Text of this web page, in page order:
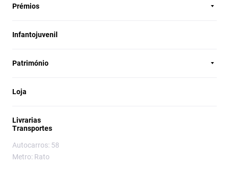
Prémios
Infantojuvenil
Património
Loja
Livrarias
Transportes
Autocarros: 58
Metro: Rato